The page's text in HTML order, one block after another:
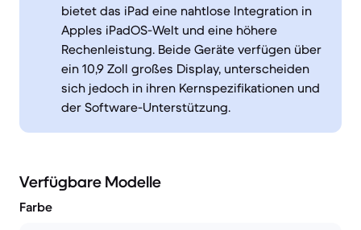
bietet das iPad eine nahtlose Integration in
Apples iPadOS-Welt und eine höhere
Rechenleistung. Beide Geräte verfügen über
ein 10,9 Zoll großes Display, unterscheiden
sich jedoch in ihren Kernspezifikationen und
der Software-Unterstützung.
Verfügbare Modelle
Farbe